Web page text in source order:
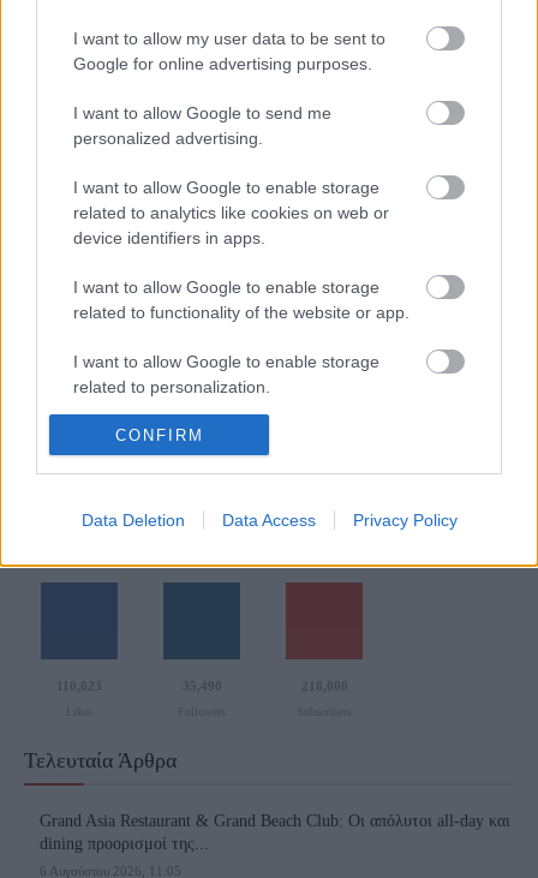
I want to allow my user data to be sent to
Google for online advertising purposes.
I want to allow Google to send me
personalized advertising.
I want to allow Google to enable storage
related to analytics like cookies on web or
device identifiers in apps.
I want to allow Google to enable storage
related to functionality of the website or app.
I want to allow Google to enable storage
related to personalization.
I want to allow Google to enable storage
related to security, including authentication
user protection.
CONFIRM
Data Deletion Data Access Privacy Policy
Αυτή είναι «η πιο ευτυχισμένη χώρα» του κόσμου για 5η
18 Μαρτίου 2022, 14:56
Η Φινλανδία ανακηρύχθηκε σήμερα «η πιο ευτυχισμένη χώρα του κόσμου»
για πέμπτη διαδοχική χρονιά...
Follow us
110,023 35,490 218,000
Τελευταία Άρθρα
Grand Asia Restaurant & Grand Beach Club: Οι απόλυτοι all-day και
dining προορισμοί της...
6 Αυγούστου 2026, 11:05